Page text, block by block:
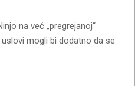
na već „pregrejanoj“
mogli bi dodatno da se